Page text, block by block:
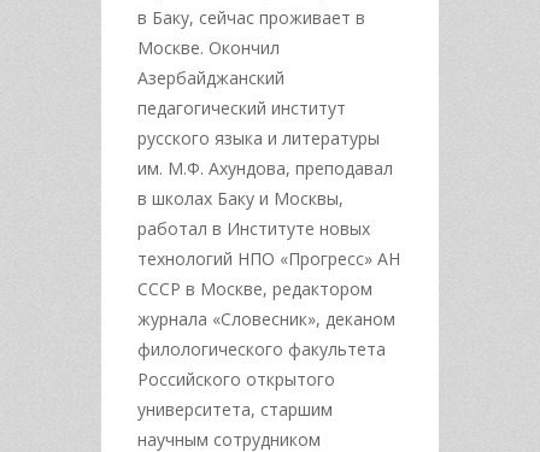
в Баку, сейчас проживает в
Москве. Окончил
Азербайджанский
педагогический институт
русского языка и литературы
им. М.Ф. Ахундова, преподавал
в школах Баку и Москвы,
работал в Институте новых
технологий НПО «Прогресс» АН
СССР в Москве, редактором
журнала «Словесник», деканом
филологического факультета
Российского открытого
университета, старшим
научным сотрудником